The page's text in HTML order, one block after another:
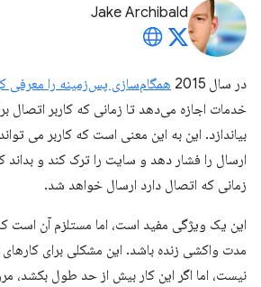
Jake Archibald
در سال 2015 همگام‌سازی پس‌زمینه را معرفی
خدمات اجازه می‌دهد تا زمانی که کاربر اتصال
بیاندازد. این به این معنی است که کاربر می
ارسال را فشار دهد و سایت را ترک کند و بداند
زمانی که اتصال دارد ارسال خواهد شد.
این یک ویژگی مفید است، اما مستلزم آن است
مدت واکشی زنده باشد. این مشکلی برای کارهای
نیست، اما اگر این کار بیش از حد طول بکشد،